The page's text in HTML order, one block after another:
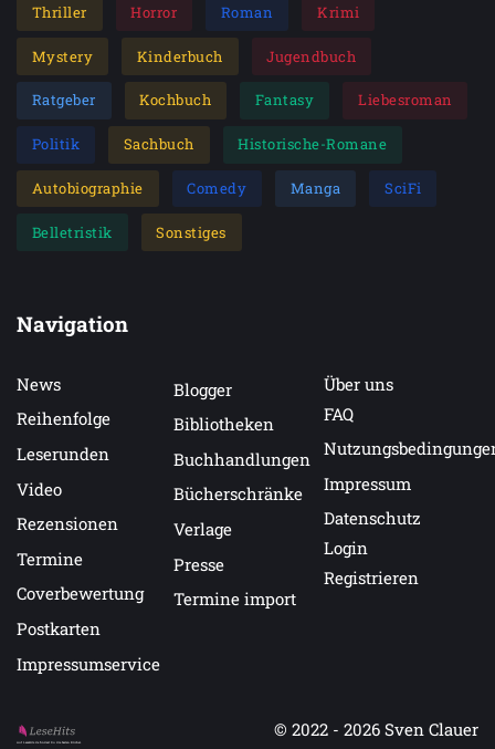
Thriller Horror Roman Krimi
Mystery Kinderbuch Jugendbuch
Ratgeber Kochbuch Fantasy Liebesroman
Politik Sachbuch Historische-Romane
Autobiographie Comedy Manga SciFi
Belletristik Sonstiges
Navigation
News
Reihenfolge
Leserunden
Video
Rezensionen
Termine
Coverbewertung
Postkarten
Impressumservice
Blogger
Bibliotheken
Buchhandlungen
Bücherschränke
Verlage
Presse
Termine import
Über uns
FAQ
Impressum
Datenschutz
Login
Registrieren
Auf LeseHits.de findest Du die besten Bücher.
© 2022 - 2026 Sven Clauer